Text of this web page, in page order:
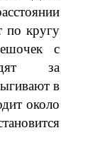
по кругу
с
за
в
около